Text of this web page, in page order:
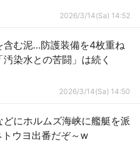
2026/3/14(Sa) 14:52
含む泥…防護装備を4枚重ね
染水との苦闘」は続く
2026/3/14(Sa) 14:50
どにホルムズ海峡に艦艇を派
るよう求めた #速報 | ネトウヨ出番だぞ～w